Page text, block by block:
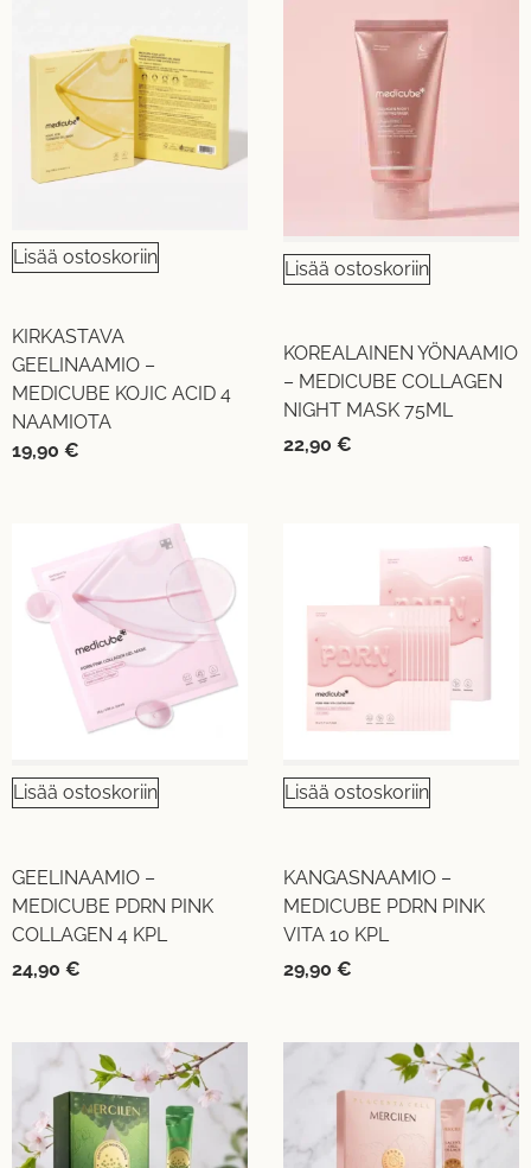
Lisää ostoskoriin
KIRKASTAVA
GEELINAAMIO –
MEDICUBE KOJIC ACID 4
NAAMIOTA
19,90 €
Lisää ostoskoriin
KOREALAINEN YÖNAAMIO
– MEDICUBE COLLAGEN
NIGHT MASK 75ML
22,90 €
Lisää ostoskoriin
GEELINAAMIO –
MEDICUBE PDRN PINK
COLLAGEN 4 KPL
24,90 €
Lisää ostoskoriin
KANGASNAAMIO –
MEDICUBE PDRN PINK
VITA 10 KPL
29,90 €